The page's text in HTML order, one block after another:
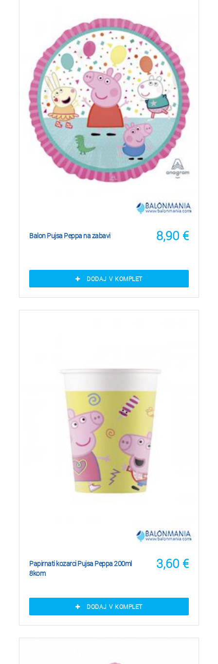
8,90 €
Balon Pujsa Peppa na zabavi
DODAJ V KOMPLET
3,60 €
Papirnati kozarci Pujsa Peppa 200ml
8kom
DODAJ V KOMPLET